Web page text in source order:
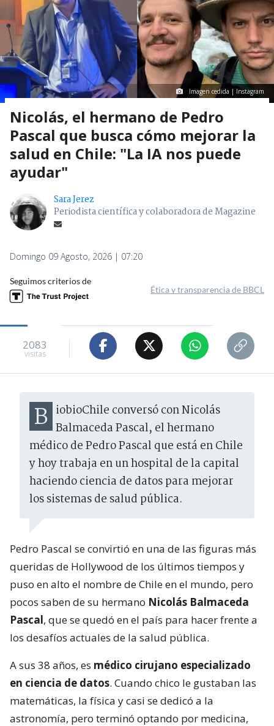
Imagen cedida | Instagram
Nicolás, el hermano de Pedro
Pascal que busca cómo mejorar la
salud en Chile: "La IA nos puede
ayudar"
Sara Jerez
Periodista científica y colaboradora de Magazine
Domingo 09 Agosto, 2026 | 07:20
Seguimos criterios de
Ética y transparencia de BBCL
2083
visitas
BiobioChile conversó con Nicolás Balmaceda Pascal, el hermano
médico de Pedro Pascal que está en Chile
y hoy trabaja en un hospital de la capital
haciendo ciencia de datos para mejorar
los sistemas de salud pública.
Pedro Pascal se convirtió en una de las figuras más
queridas de Hollywood de los últimos tiempos y
puso en alto el nombre de Chile en el mundo, pero
pocos saben de su hermano Nicolás Balmaceda
Pascal, que se quedó en el país para hacer frente a
los desafíos actuales de la salud pública.
A sus 38 años, es médico cirujano especializado
en ciencia de datos. Cuando chico le gustaban las
matemáticas, la física y casi se dedicó a la
astronomía, pero terminó optando por medicina,